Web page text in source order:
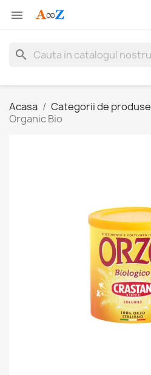

search
Acasa Categorii de produse
Organic Bio